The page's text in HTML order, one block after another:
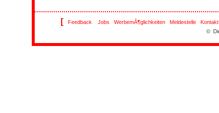
[ Feedback Jobs WerbemÃ¶glichkeiten Meldestelle
Kontakt
©